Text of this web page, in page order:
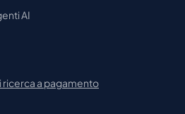
AI
ricerca a pagamento